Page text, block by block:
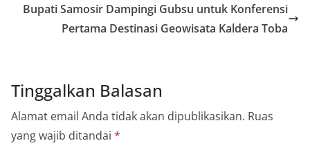
Bupati Samosir Dampingi Gubsu untuk Konferensi
Pertama Destinasi Geowisata Kaldera Toba
Tinggalkan Balasan
Alamat email Anda tidak akan dipublikasikan. Ruas
yang wajib ditandai *